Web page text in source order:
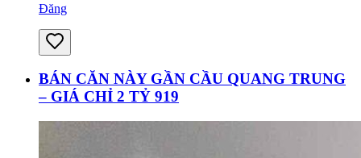
Đăng
BÁN CĂN NÀY GẦN CẦU QUANG TRUNG
– GIÁ CHỈ 2 TỶ 919